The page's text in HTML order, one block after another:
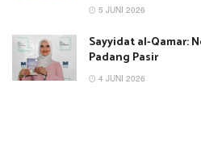
5 JUNI 2026
Sayyidat al-Qamar:
Padang Pasir
4 JUNI 2026